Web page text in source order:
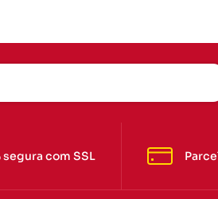
segura com SSL